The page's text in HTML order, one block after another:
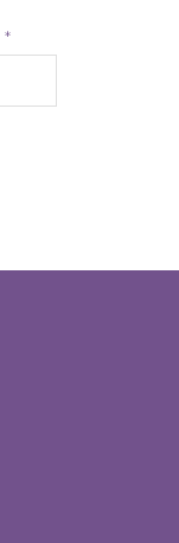
*Erforderlich